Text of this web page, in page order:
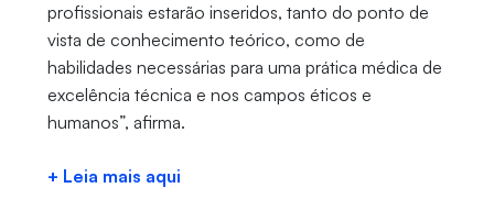
profissionais estarão inseridos, tanto do ponto de
vista de conhecimento teórico, como de
habilidades necessárias para uma prática médica de
excelência técnica e nos campos éticos e
humanos”, afirma.
+ Leia mais aqui